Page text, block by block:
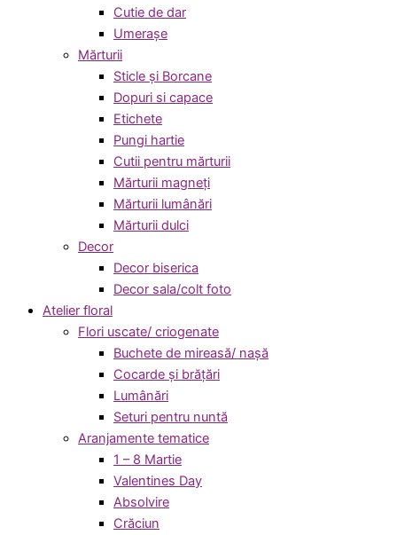
Cutie de dar
Umerașe
Mărturii
Sticle și Borcane
Dopuri si capace
Etichete
Pungi hartie
Cutii pentru mărturii
Mărturii magneți
Mărturii lumânări
Mărturii dulci
Decor
Decor biserica
Decor sala/colt foto
Atelier floral
Flori uscate/ criogenate
Buchete de mireasă/ nașă
Cocarde și brățări
Lumânări
Seturi pentru nuntă
Aranjamente tematice
1 – 8 Martie
Valentines Day
Absolvire
Crăciun